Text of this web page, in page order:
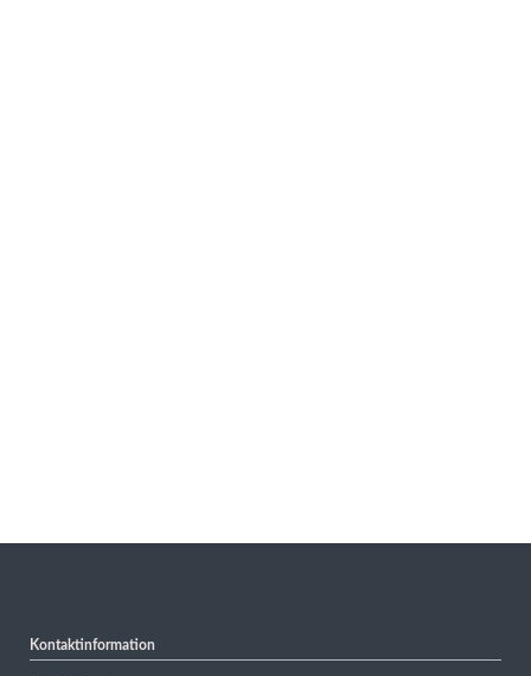
Kontaktinformation